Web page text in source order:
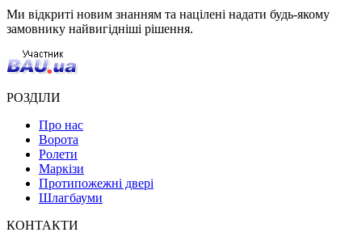
Ми відкриті новим знанням та націлені надати будь-якому
замовнику найвигідніші рішення.
РОЗДІЛИ
Про нас
Ворота
Ролети
Маркізи
Протипожежні двері
Шлагбауми
КОНТАКТИ